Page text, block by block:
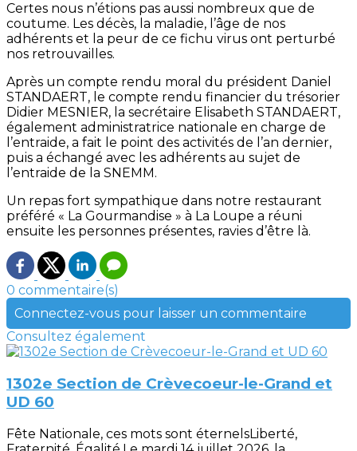
Certes nous n’étions pas aussi nombreux que de
coutume. Les décès, la maladie, l’âge de nos
adhérents et la peur de ce fichu virus ont perturbé
nos retrouvailles.
Après un compte rendu moral du président Daniel
STANDAERT, le compte rendu financier du trésorier
Didier MESNIER, la secrétaire Elisabeth STANDAERT,
également administratrice nationale en charge de
l’entraide, a fait le point des activités de l’an dernier,
puis a échangé avec les adhérents au sujet de
l’entraide de la SNEMM.
Un repas fort sympathique dans notre restaurant
préféré « La Gourmandise » à La Loupe a réuni
ensuite les personnes présentes, ravies d’être là.
0 commentaire(s)
Connectez-vous pour laisser un commentaire
Consultez également
1302e Section de Crèvecoeur-le-Grand et
UD 60
Fête Nationale, ces mots sont éternelsLiberté,